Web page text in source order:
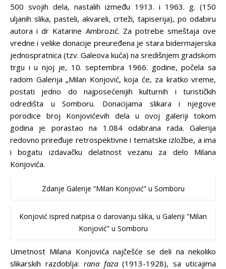
500 svojih dela, nastalih između 1913. i 1963. g. (150
uljanih slika, pasteli, akvareli, crteži, tapiserija), po odabiru
autora i dr Katarine Ambrozić. Za potrebe smeštaja ove
vredne i velike donacije preuređena je stara bidermajerska
jednospratnica (tzv. Galeova kuća) na središnjem gradskom
trgu i u njoj je, 10. septembra 1966. godine, počela sa
radom Galerija „Milan Konjović, koja će, za kratko vreme,
postati jedno do najposećenijih kulturnih i turističkih
odredišta u Somboru. Donacijama slikara i njegove
porodice broj Konjovićevih dela u ovoj galeriji tokom
godina je porastao na 1.084 odabrana rada. Galerija
redovno priređuje retrospektivne i tematske izložbe, a ima
i bogatu izdavačku delatnost vezanu za delo Milana
Konjovića.
Zdanje Galerije “Milan Konjović” u Somboru
Konjović ispred natpisa o darovanju slika, u Galeriji “Milan
Konjović” u Somboru
Umetnost Milana Konjovića najčešće se deli na nekoliko
slikarskih razdoblja: rana faza(1913-1928), sa uticajima